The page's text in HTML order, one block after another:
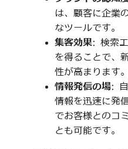
は、顧客に企業
なツールです。
集客効果: 検索
を得ることで、
性が高まります。
情報発信の場: 自
情報を迅速に発
でお客様とのコ
とも可能です。